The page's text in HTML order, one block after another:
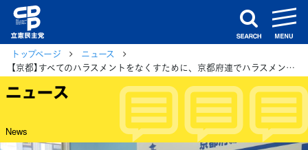
search
トップページ
ニュース
【京都】すべてのハラスメントをなくすために、京都府連でハラスメント防止対策研修会を開催
ニュース
News